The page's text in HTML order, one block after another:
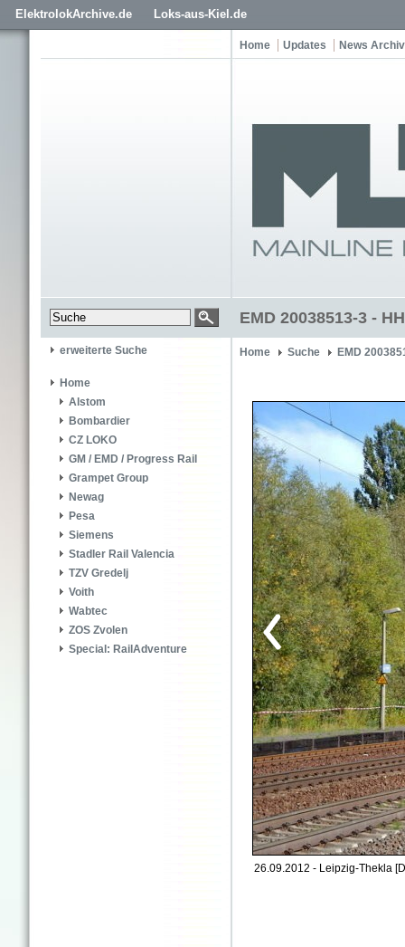
ElektrolokArchive.de Loks-aus-Kiel.de
Home Updates News Archiv
EMD 20038513-3 -
erweiterte Suche
Home
Alstom
Bombardier
CZ LOKO
GM / EMD / Progress Rail
Grampet Group
Newag
Pesa
Siemens
Stadler Rail Valencia
TZV Gredelj
Voith
Wabtec
ZOS Zvolen
Special: RailAdventure
Home Suche EMD
26.09.2012 - Leipzig-Thekla